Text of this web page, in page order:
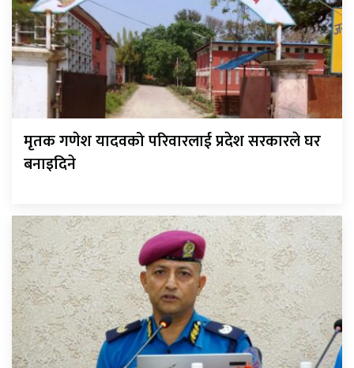
मृतक गणेश यादवको परिवारलाई प्रदेश सरकारले घर
बनाइदिने